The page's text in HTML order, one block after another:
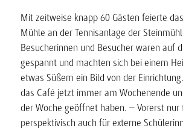
Mit zeitweise knapp 60 Gästen feierte
Mühle an der Tennisanlage der
Besucherinnen und Besucher waren auf
gespannt und machten sich bei einem
etwas Süßem ein Bild von der
das Café jetzt immer am Wochenende
der Woche geöffnet haben. – Vorerst nur
perspektivisch auch für externe